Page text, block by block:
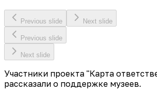
Previous slide Next slide
Previous slide
Next slide
Участники проекта "Карта
рассказали о поддержке музеев.